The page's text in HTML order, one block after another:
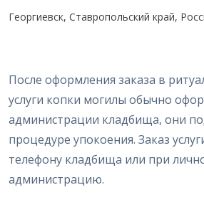
Георгиевск, Ставропольский край,
После оформления заказа в
услуги копки могилы обычно
администрации кладбища, они
процедуре упокоения. Заказ
телефону кладбища или при
администрацию.